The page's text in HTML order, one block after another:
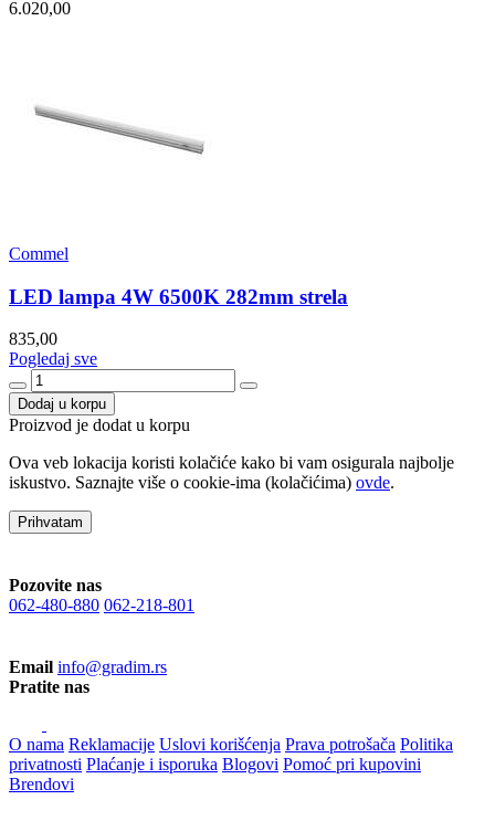
6.020,00
Commel
LED lampa 4W 6500K 282mm strela
835,00
Pogledaj sve
Dodaj u korpu
Proizvod je dodat u korpu
Ova veb lokacija koristi kolačiće kako bi vam osigurala najbolje
iskustvo. Saznajte više o cookie-ima (kolačićima) ovde.
Prihvatam
Pozovite nas
062-480-880 062-218-801
Email info@gradim.rs
Pratite nas
O nama Reklamacije Uslovi korišćenja Prava potrošača Politika
privatnosti Plaćanje i isporuka Blogovi Pomoć pri kupovini
Brendovi